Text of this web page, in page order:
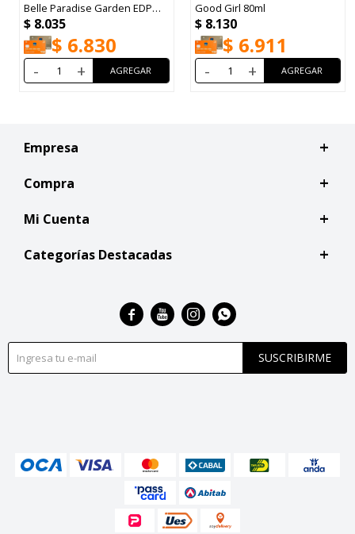
Belle Paradise Garden EDP
100ml
$ 8.035
$ 6.830
- +
Good Girl 80ml
$ 8.130
$ 6.911
- +
Empresa
Compra
Mi Cuenta
Categorías Destacadas
SUSCRIBIRME
   